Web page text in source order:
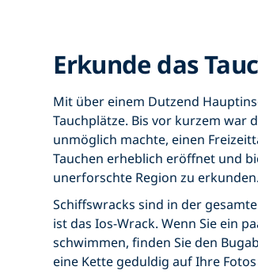
Erkunde das
Mit über einem Dutzend
Tauchplätze. Bis vor kurzem war
unmöglich machte, einen
Tauchen erheblich eröffnet und
unerforschte Region zu erkunden.
Schiffswracks sind in der
ist das Ios-Wrack. Wenn Sie ein
schwimmen, finden Sie den
eine Kette geduldig auf Ihre